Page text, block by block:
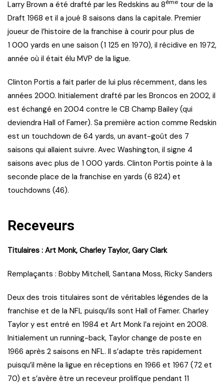
Larry Brown a été drafté par les Redskins au 8ème tour de la
Draft 1968 et il a joué 8 saisons dans la capitale. Premier
joueur de l’histoire de la franchise à courir pour plus de
1 000 yards en une saison (1 125 en 1970), il récidive en 1972,
année où il était élu MVP de la ligue.
Clinton Portis a fait parler de lui plus récemment, dans les
années 2000. Initialement drafté par les Broncos en 2002, il
est échangé en 2004 contre le CB Champ Bailey (qui
deviendra Hall of Famer). Sa première action comme Redskin
est un touchdown de 64 yards, un avant-goût des 7
saisons qui allaient suivre. Avec Washington, il signe 4
saisons avec plus de 1 000 yards. Clinton Portis pointe à la
seconde place de la franchise en yards (6 824) et
touchdowns (46).
Receveurs
Titulaires : Art Monk, Charley Taylor, Gary Clark
Remplaçants : Bobby Mitchell, Santana Moss, Ricky Sanders
Deux des trois titulaires sont de véritables légendes de la
franchise et de la NFL puisqu’ils sont Hall of Famer. Charley
Taylor y est entré en 1984 et Art Monk l’a rejoint en 2008.
Initialement un running-back, Taylor change de poste en
1966 après 2 saisons en NFL. Il s’adapte très rapidement
puisqu’il mène la ligue en réceptions en 1966 et 1967 (72 et
70) et s’avère être un receveur prolifique pendant 11